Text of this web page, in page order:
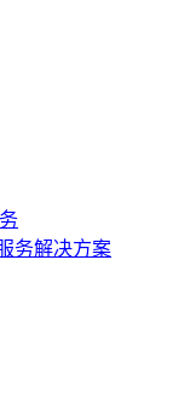
务解决方案